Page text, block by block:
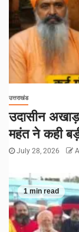
उत्तराखंड
उदासीन
महंत ने कही
July 28, 2026
1 min read